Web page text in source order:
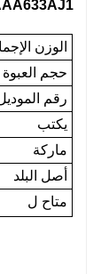
الوزن
حجم العبوة
رقم
يكتب
ماركة
أصل البلد
متاح ل